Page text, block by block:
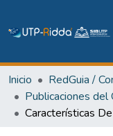
Inicio